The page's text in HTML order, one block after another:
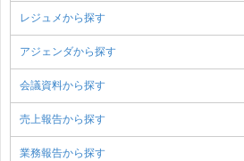
レジュメから探す
アジェンダから探す
会議資料から探す
売上報告から探す
業務報告から探す